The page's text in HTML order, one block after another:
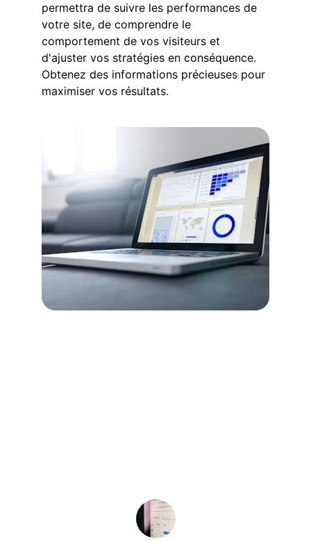
permettra de suivre les performances de
votre site, de comprendre le
comportement de vos visiteurs et
d'ajuster vos stratégies en conséquence.
Obtenez des informations précieuses pour
maximiser vos résultats.